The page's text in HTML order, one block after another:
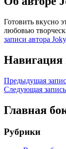
Готовить вкусно
любовью
записи автора
Навигация
Предыдущая
Следующая
Главная
Рубрики